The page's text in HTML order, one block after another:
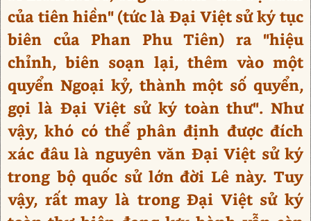
của tiên hiền" (tức là Đại Việt sử ký tục
biên của Phan Phu Tiên) ra "hiệu
chỉnh, biên soạn lại, thêm vào một
quyển Ngoại kỷ, thành một số quyển,
gọi là Đại Việt sử ký toàn thư". Như
vậy, khó có thể phân định được đích
xác đâu là nguyên văn Đại Việt sử ký
trong bộ quốc sử lớn đời Lê này. Tuy
vậy, rất may là trong Đại Việt sử ký